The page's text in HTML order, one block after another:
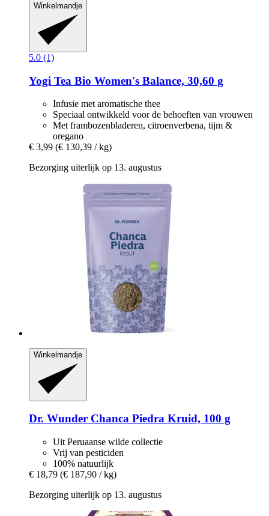
Winkelmandje
5.0 (1)
Yogi Tea Bio Women's Balance, 30,60 g
Infusie met aromatische thee
Speciaal ontwikkeld voor de behoeften van vrouwen
Met frambozenbladeren, citroenverbena, tijm &
oregano
€ 3,99 (€ 130,39 / kg)
Bezorging uiterlijk op 13. augustus
Winkelmandje
Dr. Wunder Chanca Piedra Kruid, 100 g
Uit Peruaanse wilde collectie
Vrij van pesticiden
100% natuurlijk
€ 18,79 (€ 187,90 / kg)
Bezorging uiterlijk op 13. augustus